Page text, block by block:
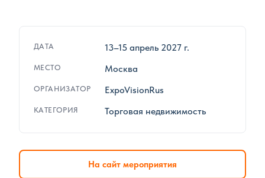
ДАТА 13–15 апрель 2027 г.
МЕСТО Москва
ОРГАНИЗАТОР ExpoVisionRus
КАТЕГОРИЯ Торговая недвижимость
На сайт мероприятия